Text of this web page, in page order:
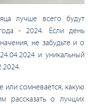
лучше всего будут
- 2024. Если день
не забудьте и о
и уникальный
или сомневается, какую
рассказать о лучших